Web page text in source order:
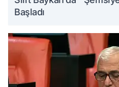
Başladı